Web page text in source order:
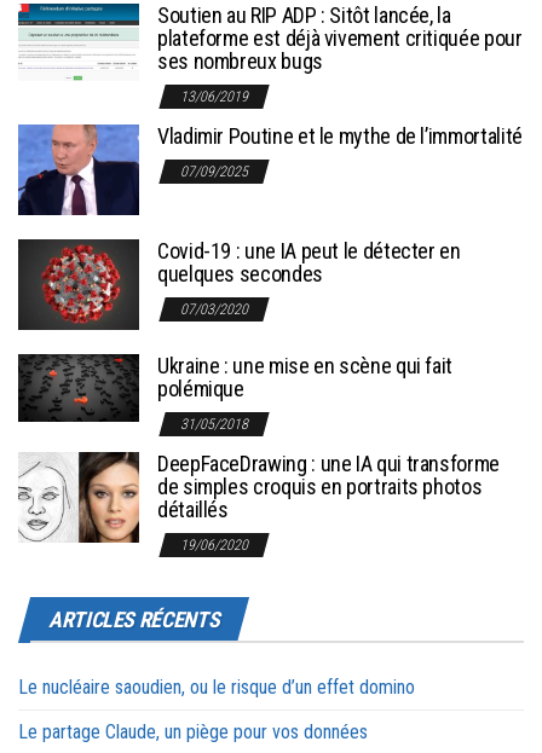
Soutien au RIP ADP : Sitôt lancée, la
plateforme est déjà vivement critiquée pour
ses nombreux bugs
13/06/2019
Vladimir Poutine et le mythe de l’immortalité
07/09/2025
Covid-19 : une IA peut le détecter en
quelques secondes
07/03/2020
Ukraine : une mise en scène qui fait
polémique
31/05/2018
DeepFaceDrawing : une IA qui transforme
de simples croquis en portraits photos
détaillés
19/06/2020
ARTICLES RÉCENTS
Le nucléaire saoudien, ou le risque d’un effet domino
Le partage Claude, un piège pour vos données